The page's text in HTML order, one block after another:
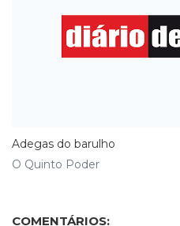
Adegas do barulho
O Quinto Poder
COMENTÁRIOS: